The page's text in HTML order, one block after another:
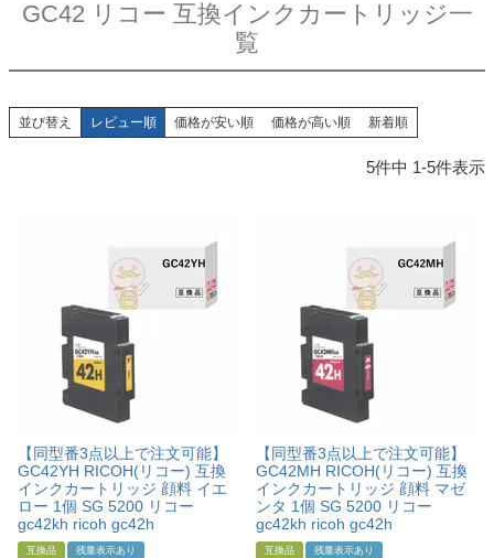
初心者用セット
キャノンインク
互換インクボトル
互換インクカートリッジ
再生インクカートリッジ
記事を探す
お客様の声
お店の紹介
ご利用ガイド
よくある質問
GC42 リコー 互換インクカートリッジ一
覧
並び替え レビュー順 価格が安い順 価格が高い順 新着順
5件中 1-5件表示
【同型番3点以上で注文可能】
GC42YH RICOH(リコー) 互換
インクカートリッジ 顔料 イエ
ロー 1個 SG 5200 リコー
gc42kh ricoh gc42h
互換品 残量表示あり
【同型番3点以上で注文可能】
GC42MH RICOH(リコー) 互換
インクカートリッジ 顔料 マゼ
ンタ 1個 SG 5200 リコー
gc42kh ricoh gc42h
互換品 残量表示あり